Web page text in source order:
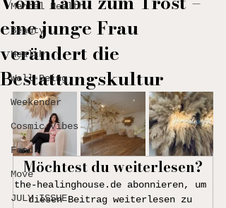
Mental Health
Beauty
Health
Well-Being
Weekender
Cosmic Vibes
Food
Move
JULY ISSUE
eine junge Frau
verändert die
Bestattungskultur
Möchtest du weiterlesen?
the-healinghouse.de abonnieren, um
diesen Beitrag weiterlesen zu